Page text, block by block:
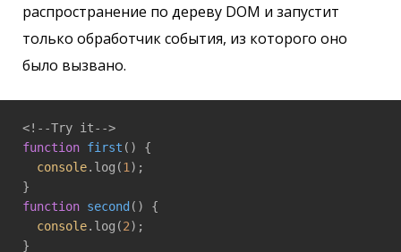
распространение по дереву DOM и запустит
только обработчик события, из которого оно
было вызвано.
function first ( ) {
console.log(1 );
function second ( ) {
console.log(2);